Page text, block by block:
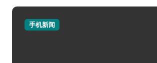
手机新闻